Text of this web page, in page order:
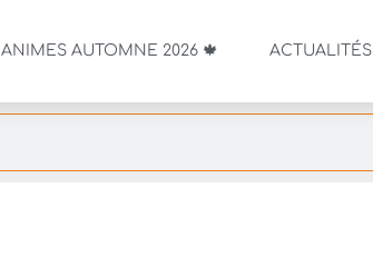
ANIMES AUTOMNE 2026 🍁 ACTUALITÉS